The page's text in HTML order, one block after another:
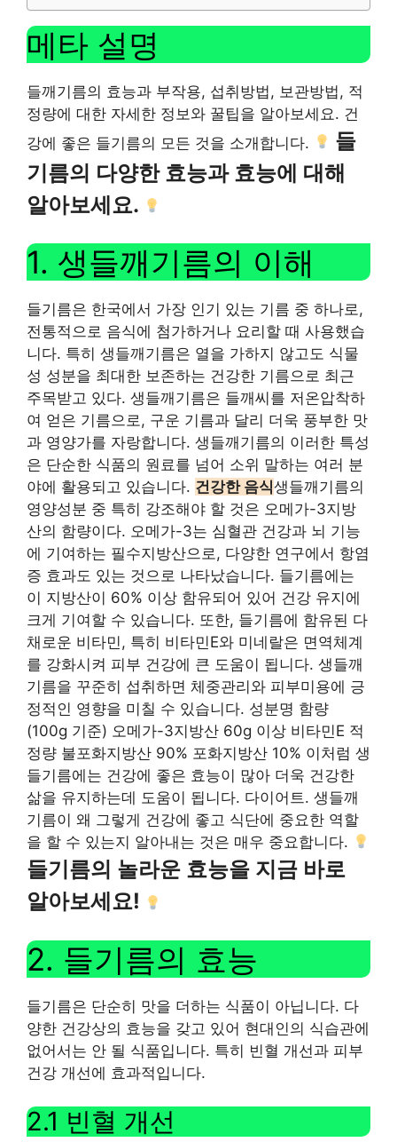
메타 설명
들깨기름의 효능과 부작용, 섭취방법, 보관방법, 적
정량에 대한 자세한 정보와 꿀팁을 알아보세요. 건
강에 좋은 들기름의 모든 것을 소개합니다.
들
기름의 다양한 효능과 효능에 대해
알아보세요.
1. 생들깨기름의 이해
들기름은 한국에서 가장 인기 있는 기름 중 하나로,
전통적으로 음식에 첨가하거나 요리할 때 사용했습
니다. 특히 생들깨기름은 열을 가하지 않고도 식물
성 성분을 최대한 보존하는 건강한 기름으로 최근
주목받고 있다. 생들깨기름은 들깨씨를 저온압착하
여 얻은 기름으로, 구운 기름과 달리 더욱 풍부한 맛
과 영양가를 자랑합니다. 생들깨기름의 이러한 특성
은 단순한 식품의 원료를 넘어 소위 말하는 여러 분
야에 활용되고 있습니다. 건강한 음식생들깨기름의
영양성분 중 특히 강조해야 할 것은 오메가-3지방
산의 함량이다. 오메가-3는 심혈관 건강과 뇌 기능
에 기여하는 필수지방산으로, 다양한 연구에서 항염
증 효과도 있는 것으로 나타났습니다. 들기름에는
이 지방산이 60% 이상 함유되어 있어 건강 유지에
크게 기여할 수 있습니다. 또한, 들기름에 함유된 다
채로운 비타민, 특히 비타민E와 미네랄은 면역체계
를 강화시켜 피부 건강에 큰 도움이 됩니다. 생들깨
기름을 꾸준히 섭취하면 체중관리와 피부미용에 긍
정적인 영향을 미칠 수 있습니다. 성분명 함량
(100g 기준) 오메가-3지방산 60g 이상 비타민E 적
정량 불포화지방산 90% 포화지방산 10% 이처럼 생
들기름에는 건강에 좋은 효능이 많아 더욱 건강한
삶을 유지하는데 도움이 됩니다. 다이어트. 생들깨
기름이 왜 그렇게 건강에 좋고 식단에 중요한 역할
을 할 수 있는지 알아내는 것은 매우 중요합니다.
들기름의 놀라운 효능을 지금 바로
알아보세요!
2. 들기름의 효능
들기름은 단순히 맛을 더하는 식품이 아닙니다. 다
양한 건강상의 효능을 갖고 있어 현대인의 식습관에
없어서는 안 될 식품입니다. 특히 빈혈 개선과 피부
건강 개선에 효과적입니다.
2.1 빈혈 개선